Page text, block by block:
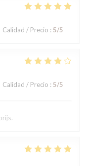
Calidad / Precio : 5/5
Calidad / Precio : 5/5